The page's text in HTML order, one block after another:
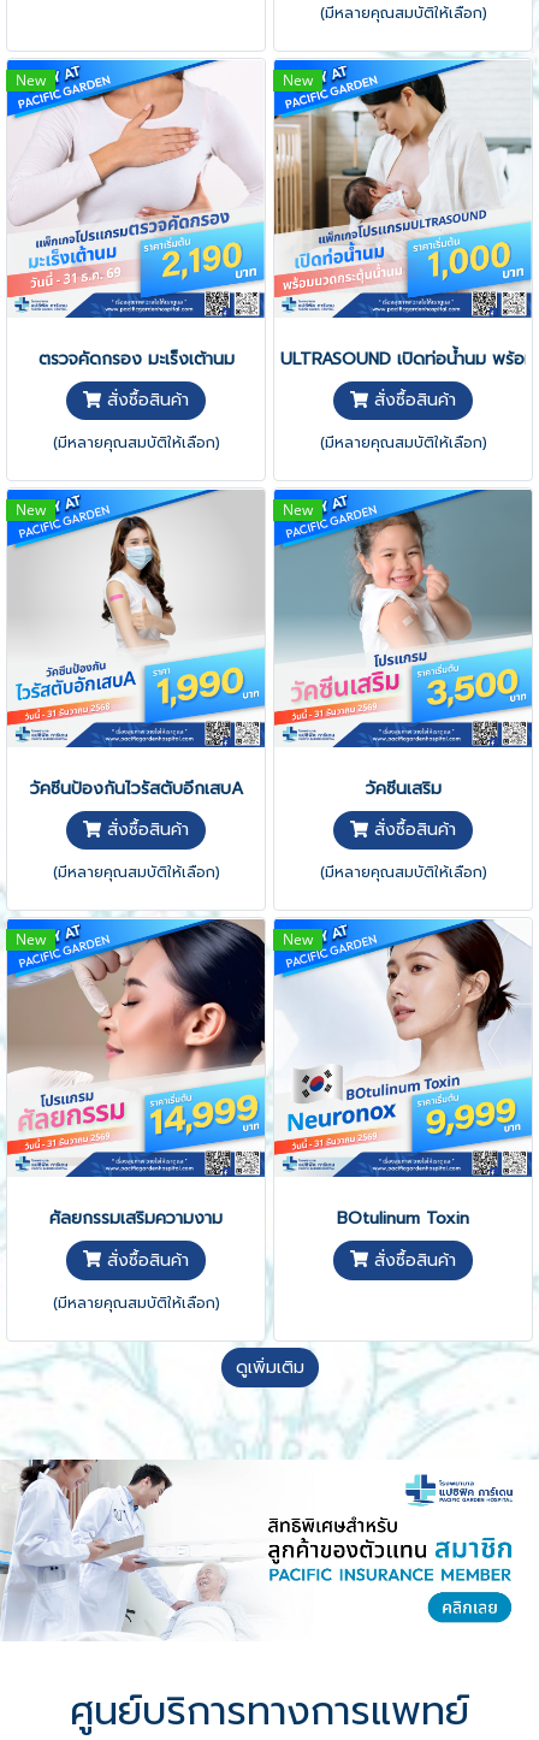
(มีหลายคุณสมบัติให้เลือก)
New
ตรวจคัดกรอง มะเร็งเต้านม
สั่งซื้อสินค้า
(มีหลายคุณสมบัติให้เลือก)
New
ULTRASOUND เปิดท่อน้ำนม พร้อ
สั่งซื้อสินค้า
(มีหลายคุณสมบัติให้เลือก)
New
วัคซีนป้องกันไวรัสตับอีกเสบA
สั่งซื้อสินค้า
(มีหลายคุณสมบัติให้เลือก)
New
วัคซีนเสริม
สั่งซื้อสินค้า
(มีหลายคุณสมบัติให้เลือก)
New
ศัลยกรรมเสริมความงาม
สั่งซื้อสินค้า
(มีหลายคุณสมบัติให้เลือก)
New
BOtulinum Toxin
สั่งซื้อสินค้า
ดูเพิ่มเติม
ศูนย์บริการทางการแพทย์